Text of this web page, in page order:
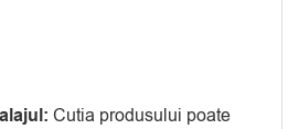
Cutia produsului poate